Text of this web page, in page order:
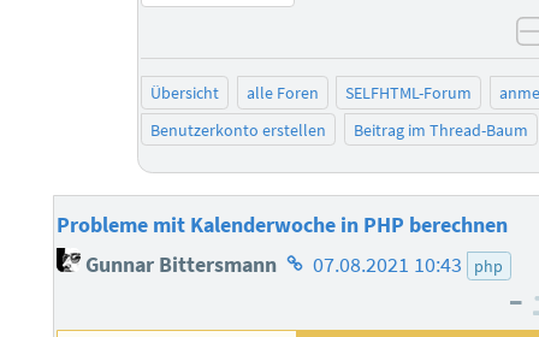
Übersicht alle Foren SELFHTML-Forum
Benutzerkonto erstellen
Beitrag im Thread-Baum
Probleme mit Kalenderwoche in PHP berechnen
Gunnar Bittersmann Homepage
Autors
07.08.2021 10:43 php
–